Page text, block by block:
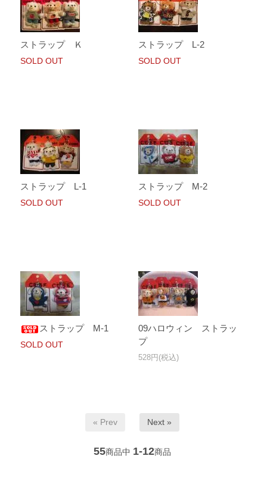
ストラップ Ｋ
SOLD OUT
ストラップ L-2
SOLD OUT
ストラップ L-1
SOLD OUT
ストラップ M-2
SOLD OUT
ストラップ M-1
SOLD OUT
09ハロウィン ストラッ
プ
528円(税込)
« Prev Next »
55商品中 1-12商品